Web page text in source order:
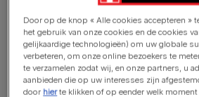
Felix Heerlijke
Ontdek Heerlijke Duo’s, een
reepjes in een smakelijke gelei.
genieten van twee van zijn
Door op de knop « Alle cookies accepteren »
het gebruik van onze cookies en de cookies
gelijkaardige technologieën) om uw globale
verbeteren, om onze online bezoekers te
te verzamelen zodat wij, en onze partners, u
aanbieden die op uw interesses zijn
door hierte klikken of op eender welk